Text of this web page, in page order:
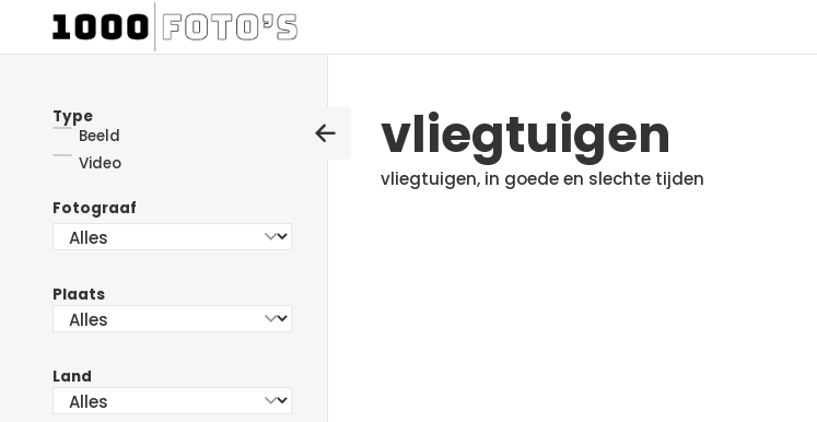
Type
Beeld
Video
Fotograaf
Plaats
Land
vliegtuigen
vliegtuigen, in goede en slechte tijden